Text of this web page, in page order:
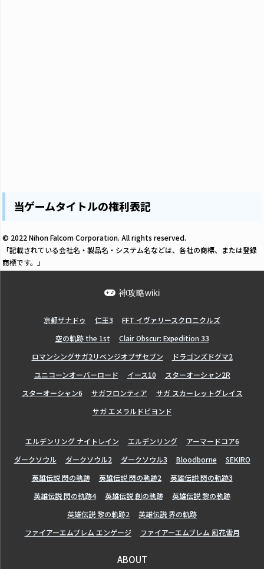
当ゲームタイトルの権利表記
© 2022 Nihon Falcom Corporation. All rights reserved.
「記載されている会社名・製品名・システム名などは、各社の商標、または登録
商標です。」
神攻略wiki
亰都ザナドゥ 仁王3
FFT イヴァリースクロニクルズ
空の軌跡 the 1st
Clair Obscur: Expedition 33
ロマンシングサガ2リベンジオブザセブン
ドラゴンズドグマ2
ユニコーンオーバーロード
イース10
スターオーシャン2R
スターオーシャン6
サガフロンティア
サガ スカーレットグレイス
サガ エメラルドビヨンド
エルデンリング ナイトレイン エルデンリング
アーマードコア6
ダークソウル
ダークソウル2 ダークソウル3 Bloodborne
SEKIRO
英雄伝説 閃の軌跡
英雄伝説 閃の軌跡2
英雄伝説 閃の軌跡3
英雄伝説 閃の軌跡4
英雄伝説 創の軌跡
英雄伝説 黎の軌跡
英雄伝説 黎の軌跡2
英雄伝説 界の軌跡
ファイアーエムブレム エンゲージ
ファイアーエムブレム 風花雪月
ABOUT